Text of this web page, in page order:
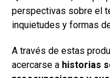
perspectivas sobre el
inquietudes y formas
A través de estas
acercarse a historias